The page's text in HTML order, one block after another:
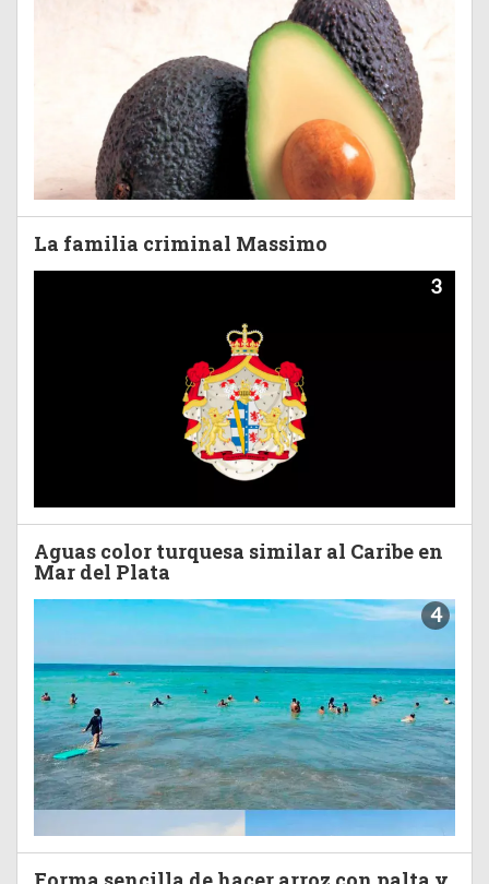
La familia criminal Massimo
3
Aguas color turquesa similar al Caribe en
Mar del Plata
4